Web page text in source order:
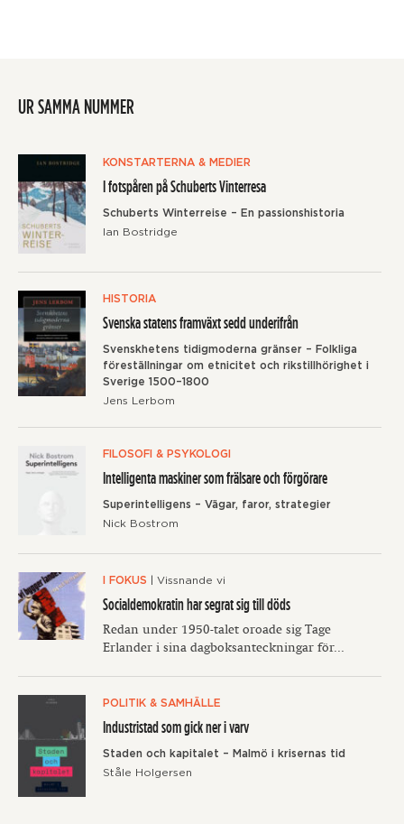
UR SAMMA NUMMER
KONSTARTERNA & MEDIER
I fotspåren på Schuberts Vinterresa
Schuberts Winterreise – En passionshistoria
Ian Bostridge
HISTORIA
Svenska statens framväxt sedd underifrån
Svenskhetens tidigmoderna gränser – Folkliga
föreställningar om etnicitet och rikstillhörighet i
Sverige 1500–1800
Jens Lerbom
FILOSOFI & PSYKOLOGI
Intelligenta maskiner som frälsare och förgörare
Superintelligens – Vägar, faror, strategier
Nick Bostrom
I FOKUS | Vissnande vi
Socialdemokratin har segrat sig till döds
Redan under 1950-talet oroade sig Tage
Erlander i sina dagboksanteckningar för...
POLITIK & SAMHÄLLE
Industristad som gick ner i varv
Staden och kapitalet – Malmö i krisernas tid
Ståle Holgersen